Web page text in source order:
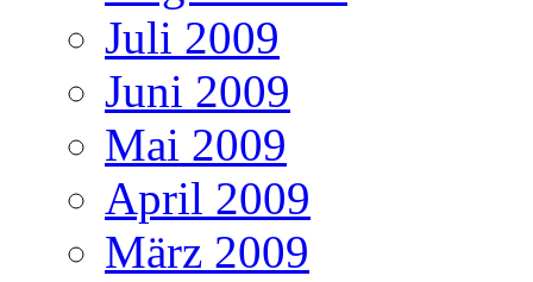
Juli 2009
Juni 2009
Mai 2009
April 2009
März 2009